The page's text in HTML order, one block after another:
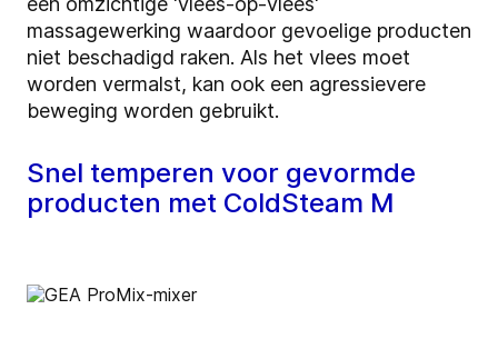
massagewerking waardoor gevoelige producten
niet beschadigd raken. Als het vlees moet
worden vermalst, kan ook een agressievere
beweging worden gebruikt.
Snel temperen voor gevormde
producten met ColdSteam M